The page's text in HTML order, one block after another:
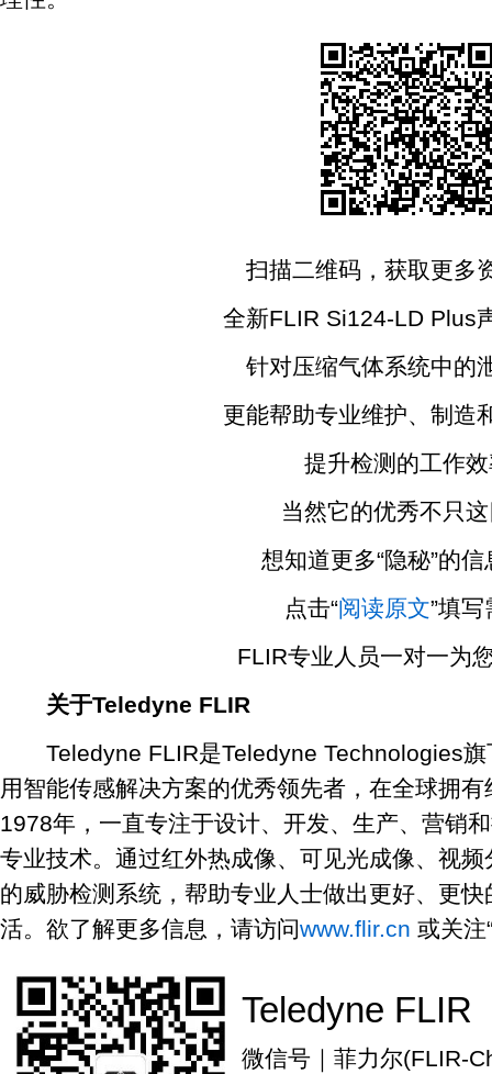
扫描二维码，获取更多
全新FLIR Si124-LD Plus
针对压缩气体系统中的
更能帮助专业维护、制造
提升检测的工作效
当然它的优秀不只这
想知道更多“隐秘”的信
点击“阅读原文”填写
FLIR专业人员一对一为
关于Teledyne FLIR
Teledyne FLIR是Teledyne Technologies旗
用智能传感解决方案的优秀领先者，在全球拥
1978年，一直专注于设计、开发、生产、营销
专业技术。通过红外热成像、可见光成像、视
的威胁检测系统，帮助专业人士做出更好、更
活。欲了解更多信息，请访问www.flir.cn 或关注
Teledyne FLIR
微信号｜菲力尔(FLIR-